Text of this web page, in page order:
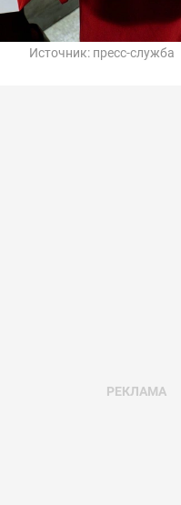
Источник: пресс-служба